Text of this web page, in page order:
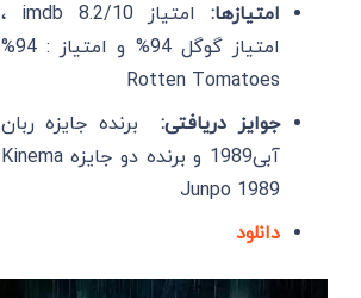
امتیازها:
امتیاز imdb 8.2/10 ،
امتیاز گوگل 94% و امتیاز : 94%
Rotten Tomatoes
جوایز دریافتی: برنده جایزه ربان
آبی1989 و برنده دو جایزه Kinema
Junpo 1989
دانلود